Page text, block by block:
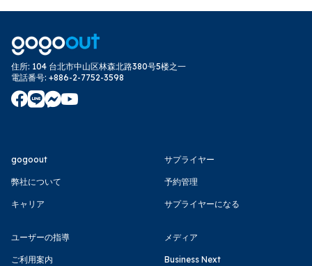
住所: 104 台北市中山区林森北路380号5楼之一
電話番号: +886-2-7752-3598
gogoout
弊社について
キャリア
サプライヤー
予約管理
サプライヤーになる
ユーザーの指導
ご利用案内
メディア
Business Next